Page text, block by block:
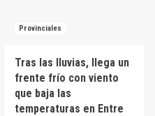
Provinciales
Tras las lluvias, llega un
frente frío con viento
que baja las
temperaturas en Entre